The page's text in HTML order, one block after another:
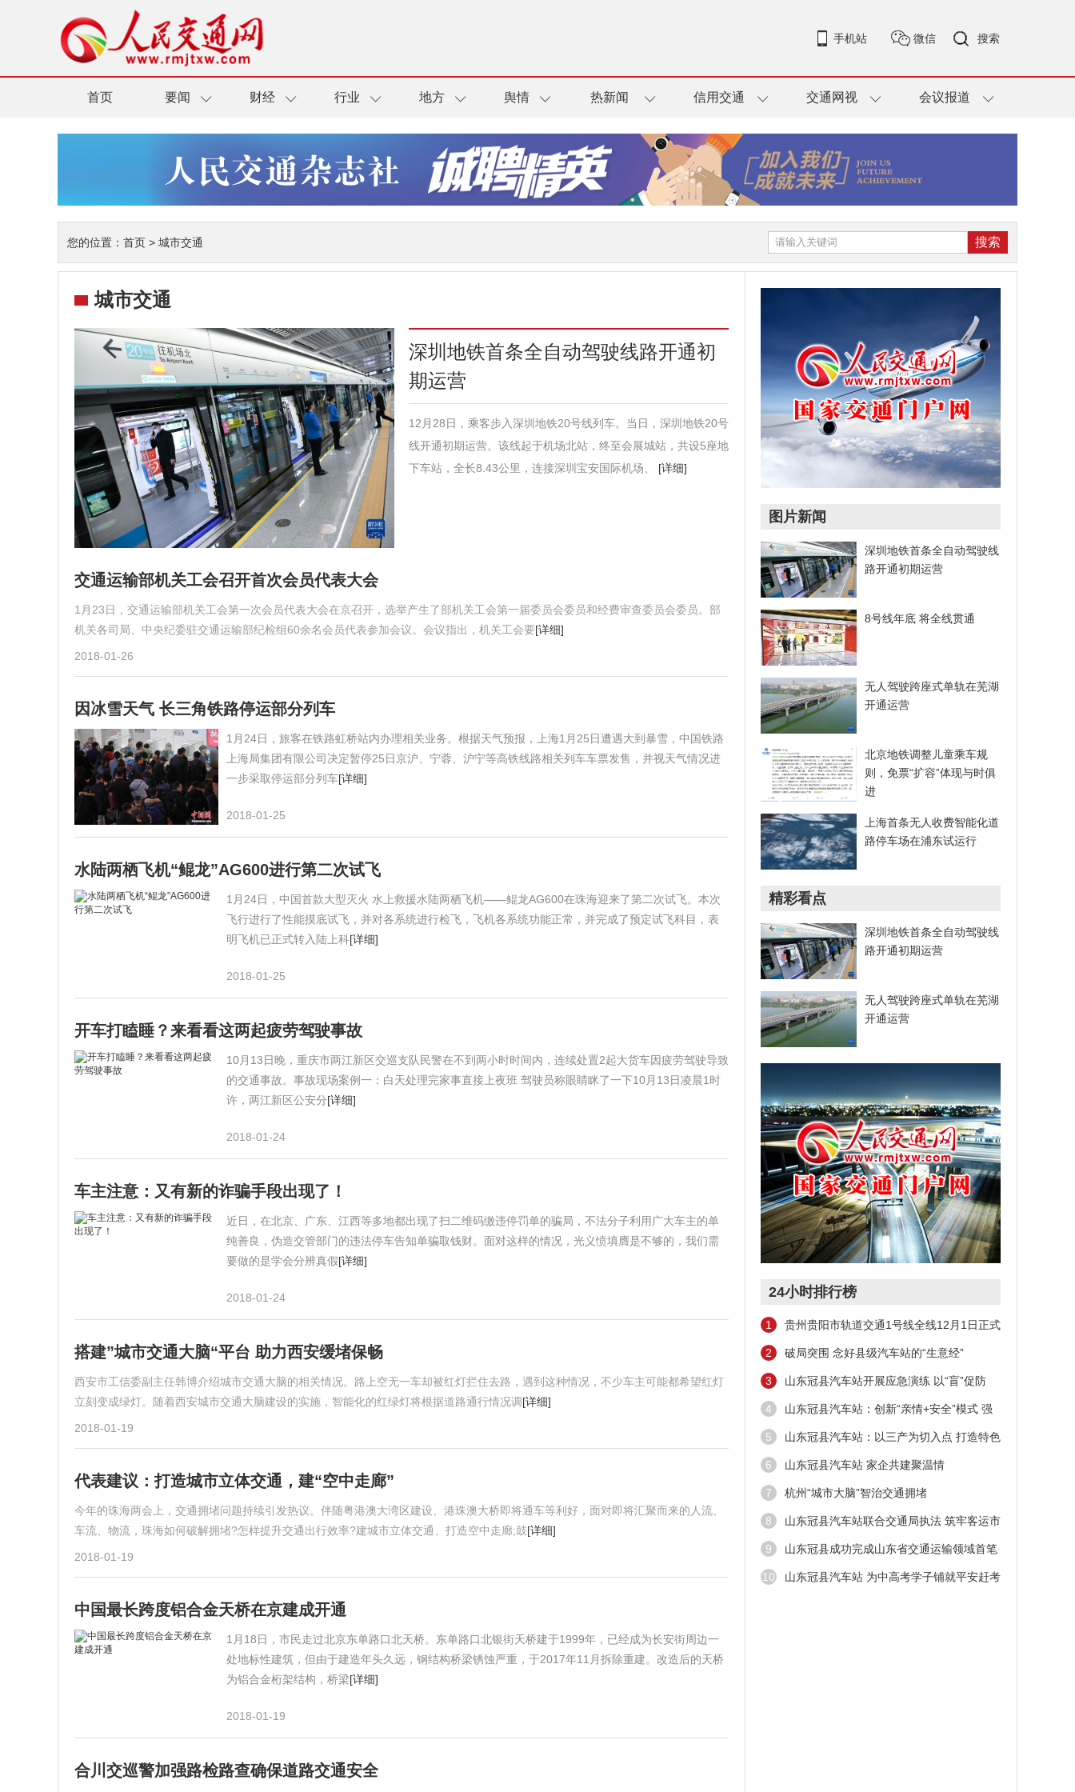
手机站 微信 搜索
首页 要闻 财经 行业 地方 舆情 热新闻 信用交通 交通网视 会议报道
您的位置： 首页 > 城市交通
城市交通
深圳地铁首条全自动驾驶线路开通初
期运营
12月28日，乘客步入深圳地铁20号线列车。当日，深圳地铁20号
线开通初期运营。该线起于机场北站，终至会展城站，共设5座地
下车站，全长8.43公里，连接深圳宝安国际机场、 [详细]
交通运输部机关工会召开首次会员代表大会
1月23日，交通运输部机关工会第一次会员代表大会在京召开，选举产生了部机关工会第一届委员会委员和经费审查委员会委员。部
机关各司局、中央纪委驻交通运输部纪检组60余名会员代表参加会议。会议指出，机关工会要[详细]
2018-01-26
因冰雪天气 长三角铁路停运部分列车
1月24日，旅客在铁路虹桥站内办理相关业务。根据天气预报，上海1月25日遭遇大到暴雪，中国铁路
上海局集团有限公司决定暂停25日京沪、宁蓉、沪宁等高铁线路相关列车车票发售，并视天气情况进
一步采取停运部分列车[详细]
2018-01-25
水陆两栖飞机“鲲龙”AG600进行第二次试飞
1月24日，中国首款大型灭火 水上救援水陆两栖飞机——鲲龙AG600在珠海迎来了第二次试飞。本次
飞行进行了性能摸底试飞，并对各系统进行检飞，飞机各系统功能正常，并完成了预定试飞科目，表
明飞机已正式转入陆上科[详细]
2018-01-25
开车打瞌睡？来看看这两起疲劳驾驶事故
10月13日晚，重庆市两江新区交巡支队民警在不到两小时时间内，连续处置2起大货车因疲劳驾驶导致
的交通事故。事故现场案例一：白天处理完家事直接上夜班 驾驶员称眼睛眯了一下10月13日凌晨1时
许，两江新区公安分[详细]
2018-01-24
车主注意：又有新的诈骗手段出现了！
近日，在北京、广东、江西等多地都出现了扫二维码缴违停罚单的骗局，不法分子利用广大车主的单
纯善良，伪造交管部门的违法停车告知单骗取钱财。面对这样的情况，光义愤填膺是不够的，我们需
要做的是学会分辨真假[详细]
2018-01-24
搭建”城市交通大脑“平台 助力西安缓堵保畅
西安市工信委副主任韩博介绍城市交通大脑的相关情况。路上空无一车却被红灯拦住去路，遇到这种情况，不少车主可能都希望红灯
立刻变成绿灯。随着西安城市交通大脑建设的实施，智能化的红绿灯将根据道路通行情况调[详细]
2018-01-19
代表建议：打造城市立体交通，建“空中走廊”
今年的珠海两会上，交通拥堵问题持续引发热议。伴随粤港澳大湾区建设、港珠澳大桥即将通车等利好，面对即将汇聚而来的人流、
车流、物流，珠海如何破解拥堵?怎样提升交通出行效率?建城市立体交通、打造空中走廊;鼓[详细]
2018-01-19
中国最长跨度铝合金天桥在京建成开通
1月18日，市民走过北京东单路口北天桥。东单路口北银街天桥建于1999年，已经成为长安街周边一
处地标性建筑，但由于建造年头久远，钢结构桥梁锈蚀严重，于2017年11月拆除重建。改造后的天桥
为铝合金桁架结构，桥梁[详细]
2018-01-19
合川交巡警加强路检路查确保道路交通安全
图片新闻
深圳地铁首条全自动驾驶线
路开通初期运营
8号线年底 将全线贯通
无人驾驶跨座式单轨在芜湖
开通运营
北京地铁调整儿童乘车规
则，免票“扩容”体现与时俱
进
上海首条无人收费智能化道
路停车场在浦东试运行
精彩看点
深圳地铁首条全自动驾驶线
路开通初期运营
无人驾驶跨座式单轨在芜湖
开通运营
24小时排行榜
1
贵州贵阳市轨道交通1号线全线12月1日正式
2
破局突围 念好县级汽车站的“生意经”
3
山东冠县汽车站开展应急演练 以“盲”促防
4
山东冠县汽车站：创新“亲情+安全”模式 强
5
山东冠县汽车站：以三产为切入点 打造特色
6
山东冠县汽车站 家企共建聚温情
7 杭州“城市大脑”智治交通拥堵
8
山东冠县汽车站联合交通局执法 筑牢客运市
9
山东冠县成功完成山东省交通运输领域首笔
10
山东冠县汽车站 为中高考学子铺就平安赶考